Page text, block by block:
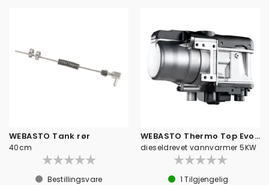
WEBASTO Tank rør
40cm
Bestillingsvare
WEBASTO Thermo Top Evo Marine vannvarmer
dieseldrevet vannvarmer 5KW
1 Tilgjengelig